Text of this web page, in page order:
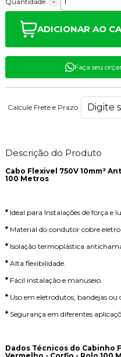
ADICIONAR AO
Faça seu
Calcule Frete e Prazo
Descrição do Produto
Cabo Flexivel 750V 10mm²
100 Metros
* Ideal para Instalações de força e
* Material do condutor cobre
* Isolação termoplástica
* Alta flexibilidade.
* Fácil instalação e manuseio.
* Uso em eletrodutos, bandejas ou
* Segurança em diferentes
Dados Técnicos do Cabinho